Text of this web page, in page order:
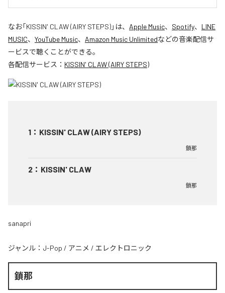
なお「KISSIN' CLAW (AIRY STEPS)」は、 Apple Music、 Spotify、 LINE
MUSIC、 YouTube Music、 Amazon Music Unlimitedなどの音楽配信サ
ービスで聴くことができる。
各配信サービス： KISSIN' CLAW (AIRY STEPS)
1 ： KISSIN' CLAW (AIRY STEPS)
鎖那
2 ： KISSIN' CLAW
鎖那
sanapri
ジャンル： J-Pop / アニメ / エレクトロニック
鎖那